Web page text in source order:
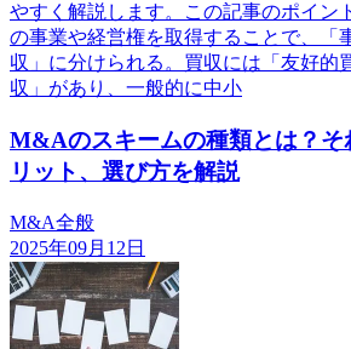
やすく解説します。この記事のポイン
の事業や経営権を取得することで、「
収」に分けられる。買収には「友好的
収」があり、一般的に中小
M&Aのスキームの種類とは？そ
リット、選び方を解説
M&A全般
2025年09月12日